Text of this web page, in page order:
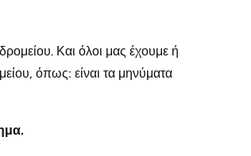
Και όλοι μας έχουμε ή
όπως: είναι τα μηνύματα